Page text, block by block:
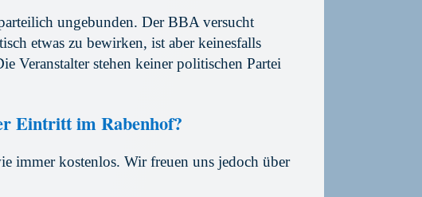
ungebunden. Der BBA versucht
etwas zu bewirken, ist aber keinesfalls
Veranstalter stehen keiner politischen Partei
Eintritt im Rabenhof?
immer kostenlos. Wir freuen uns jedoch über